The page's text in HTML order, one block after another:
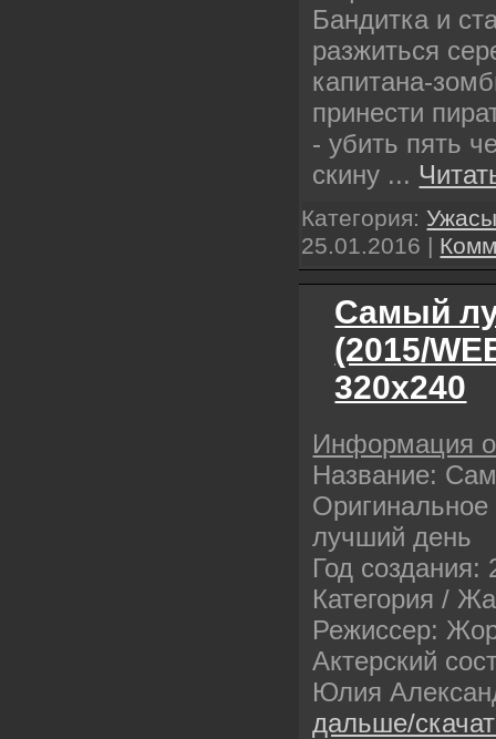
Бандитка и
разжиться
капитана-
принести
- убить пять
скину ...
Категория:
25.01.2016 |
Самый
(2015/
320х240
Информация
Название:
лучший день
Год создания:
Категория /
Режиссер:
Актерский
Юлия
дальше/